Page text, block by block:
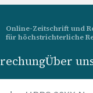
Online-Zeitschrift und
für höchstrichterliche
Über